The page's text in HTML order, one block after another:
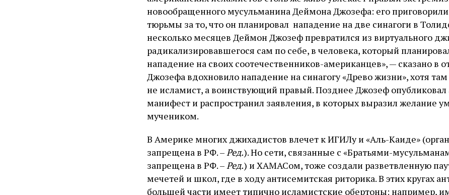
новообращенного мусульманина Деймона Джозефа: его
тюрьмы за то, что он планировал нападение на две синагоги в
несколько месяцев Деймон Джозеф превратился из виртуального
радикализировавшегося сам по себе, в человека, который
нападение на своих соотечественников-американцев», — сказано в
Джозефа вдохновило нападение на синагогу «Древо жизни», хотя
не исламист, а воинствующий правый. Позднее Джозеф
манифест и распространил заявления, в которых выразил желание
мучеником.
В Америке многих джихадистов влечет к ИГИЛу и «Аль-Каиде»
запрещена в РФ. –Ред.). Но сети, связанные с «Братьями-
запрещена в РФ. –Ред.) и ХАМАСом, тоже создали разветвленную
мечетей и школ, где в ходу антисемитская риторика. В этих кругах
большей части имеет типично исламистские обертоны: например,